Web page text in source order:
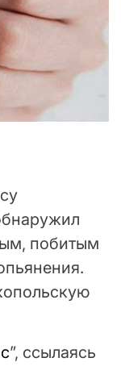
побитым
”, ссылаясь